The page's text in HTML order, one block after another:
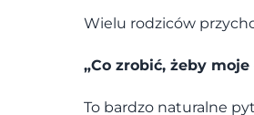
Wielu rodziców
„Co zrobić, żeby
To bardzo naturalne